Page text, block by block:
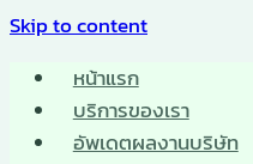
Skip to content
หน้าแรก
บริการของเรา
อัพเดตผลงานบริษัท